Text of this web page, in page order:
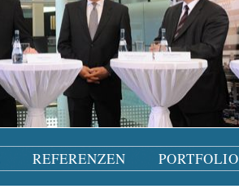
REFERENZEN PORTFOLIO